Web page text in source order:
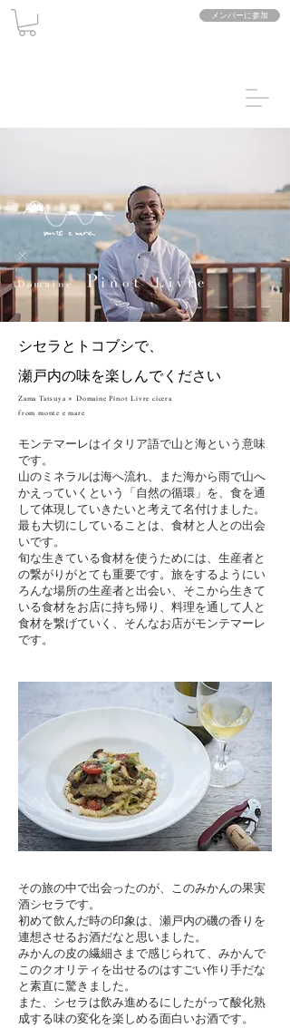
メンバーに参加
シセラとトコブシで、
瀬戸内の味を楽しんでください
Zama Tatsuya × Domaine Pinot Livre cicera
from monte e mare
モンテマーレはイタリア語で山と海という意味
です。
山のミネラルは海へ流れ、また海から雨で山へ
かえっていくという「自然の循環」を、食を通
して体現していきたいと考えて名付けました。
最も大切にしていることは、食材と人との出会
いです。
旬な生きている食材を使うためには、生産者と
の繋がりがとても重要です。旅をするようにい
ろんな場所の生産者と出会い、そこから生きて
いる食材をお店に持ち帰り、料理を通して人と
食材を繋げていく、そんなお店がモンテマーレ
です。
その旅の中で出会ったのが、このみかんの果実
酒シセラです。
初めて飲んだ時の印象は、瀬戸内の磯の香りを
連想させるお酒だなと思いました。
みかんの皮の繊細さまで感じられて、みかんで
このクオリティを出せるのはすごい作り手だな
と素直に驚きました。
また、シセラは飲み進めるにしたがって酸化熟
成する味の変化を楽しめる面白いお酒です。